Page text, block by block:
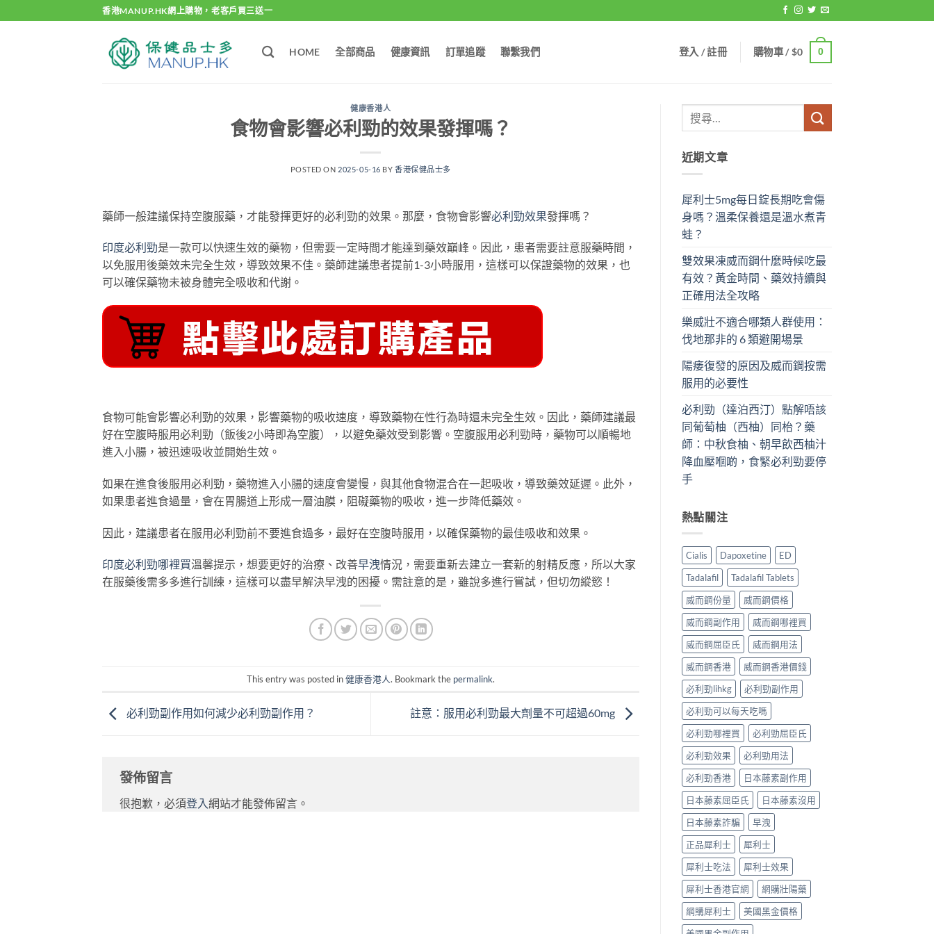
to
香港MANUP.HK網上購物，老客戶買三送一
HOME 全部商品 健康資訊 訂單追蹤 聯繫我們 登入 / 註冊 購物車 /$0 0
健康香港人
食物會影響必利勁的效果發揮嗎？
POSTED ON 2025-05-16 BY香港保健品士多
藥師一般建議保持空腹服藥，才能發揮更好的必利勁的效果。那麼，食物會影響必利勁效果發揮嗎？
印度必利勁是一款可以快速生效的藥物，但需要一定時間才能達到藥效巔峰。因此，患者需要註意服藥時間，
以免服用後藥效未完全生效，導致效果不佳。藥師建議患者提前1-3小時服用，這樣可以保證藥物的效果，也
可以確保藥物未被身體完全吸收和代謝。
食物可能會影響必利勁的效果，影響藥物的吸收速度，導致藥物在性行為時還未完全生效。因此，藥師建議最
好在空腹時服用必利勁（飯後2小時即為空腹），以避免藥效受到影響。空腹服用必利勁時，藥物可以順暢地
進入小腸，被迅速吸收並開始生效。
如果在進食後服用必利勁，藥物進入小腸的速度會變慢，與其他食物混合在一起吸收，導致藥效延遲。此外，
如果患者進食過量，會在胃腸道上形成一層油膜，阻礙藥物的吸收，進一步降低藥效。
因此，建議患者在服用必利勁前不要進食過多，最好在空腹時服用，以確保藥物的最佳吸收和效果。
印度必利勁哪裡買溫馨提示，想要更好的治療、改善早洩情況，需要重新去建立一套新的射精反應，所以大家
在服藥後需多多進行訓練，這樣可以盡早解決早洩的困擾。需註意的是，雖說多進行嘗試，但切勿縱慾！
This entry was posted in健康香港人. Bookmark the permalink.
必利勁副作用如何減少必利勁副作用？ 註意：服用必利勁最大劑量不可超過60mg
發佈留言
很抱歉，必須登入網站才能發佈留言。
近期文章
犀利士5mg每日錠長期吃會傷
身嗎？溫柔保養還是溫水煮青
蛙？
雙效果凍威而鋼什麼時候吃最
有效？黃金時間、藥效持續與
正確用法全攻略
樂威壯不適合哪類人群使用：
伐地那非的 6 類避開場景
陽痿復發的原因及威而鋼按需
服用的必要性
必利勁（達泊西汀）點解唔該
同葡萄柚（西柚）同枱？藥
師：中秋食柚、朝早飲西柚汁
降血壓嗰啲，食緊必利勁要停
手
熱點關注
Cialis Dapoxetine
ED
Tadalafil
Tadalafil Tablets
威而鋼份量
威而鋼價格
威而鋼副作用
威而鋼哪裡買
威而鋼屈臣氏
威而鋼用法
威而鋼香港
威而鋼香港價錢
必利勁lihkg
必利勁副作用
必利勁可以每天吃嗎
必利勁哪裡買
必利勁屈臣氏
必利勁效果
必利勁用法
必利勁香港
日本藤素副作用
日本藤素屈臣氏
日本藤素沒用
日本藤素詐騙
早洩
正品犀利士
犀利士
犀利士吃法
犀利士效果
犀利士香港官網
網購壯陽藥
網購犀利士
美國黑金價格